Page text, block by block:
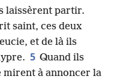
laissèrent partir.
saint, ces deux
et de là ils
5 Quand ils
mirent à annoncer la